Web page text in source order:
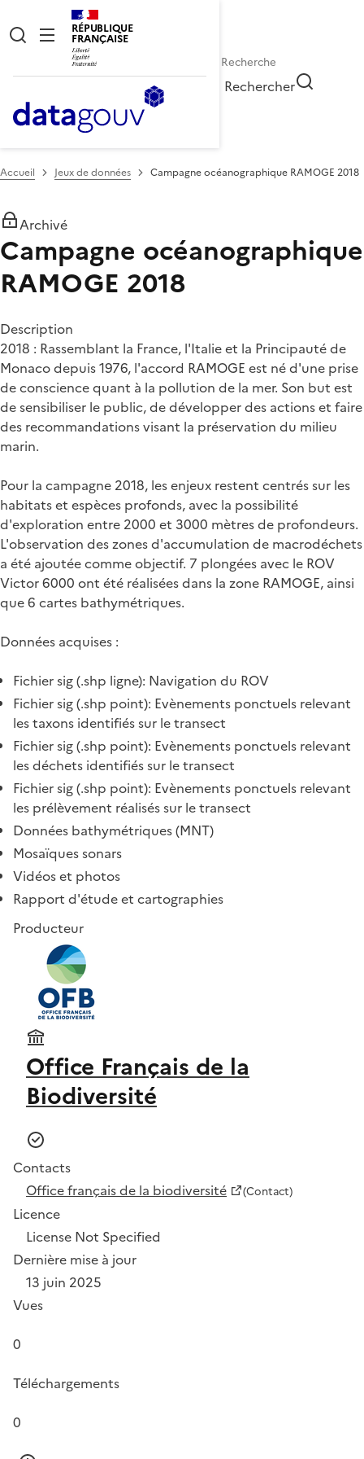
RÉPUBLIQUE
FRANÇAISE
Rechercher
Accueil Jeux de données Campagne océanographique RAMOGE 2018
Archivé
Campagne océanographique
RAMOGE 2018
Description
2018 : Rassemblant la France, l'Italie et la Principauté de
Monaco depuis 1976, l'accord RAMOGE est né d'une prise
de conscience quant à la pollution de la mer. Son but est
de sensibiliser le public, de développer des actions et faire
des recommandations visant la préservation du milieu
marin.
Pour la campagne 2018, les enjeux restent centrés sur les
habitats et espèces profonds, avec la possibilité
d'exploration entre 2000 et 3000 mètres de profondeurs.
L'observation des zones d'accumulation de macrodéchets
a été ajoutée comme objectif. 7 plongées avec le ROV
Victor 6000 ont été réalisées dans la zone RAMOGE, ainsi
que 6 cartes bathymétriques.
Données acquises :
Fichier sig (.shp ligne): Navigation du ROV
Fichier sig (.shp point): Evènements ponctuels relevant
les taxons identifiés sur le transect
Fichier sig (.shp point): Evènements ponctuels relevant
les déchets identifiés sur le transect
Fichier sig (.shp point): Evènements ponctuels relevant
les prélèvement réalisés sur le transect
Données bathymétriques (MNT)
Mosaïques sonars
Vidéos et photos
Rapport d'étude et cartographies
Producteur
Office Français de la
Biodiversité
Contacts
Office français de la biodiversité
(Contact)
Licence
License Not Specified
Dernière mise à jour
13 juin 2025
Vues
0
Téléchargements
0